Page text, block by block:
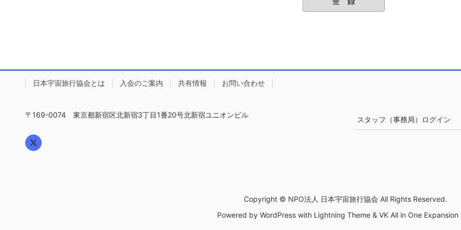
日本宇宙旅行協会とは 入会のご案内 共有情報 お問い合わせ
〒169-0074 東京都新宿区北新宿3丁目1番20号北新宿ユニオンビル
スタッフ（事務局）ログイン
Copyright © NPO法人 日本宇宙旅行協会 All Rights Reserved.
Powered byWordPress with Lightning Theme &VK All in One Expansion